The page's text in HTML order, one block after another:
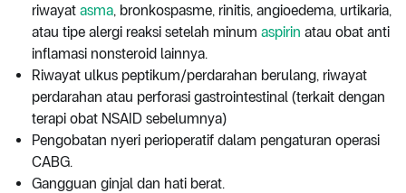
riwayat asma, bronkospasme, rinitis, angioedema, urtikaria,
atau tipe alergi reaksi setelah minum aspirin atau obat anti
inflamasi nonsteroid lainnya.
Riwayat ulkus peptikum/perdarahan berulang, riwayat
perdarahan atau perforasi gastrointestinal (terkait dengan
terapi obat NSAID sebelumnya)
Pengobatan nyeri perioperatif dalam pengaturan operasi
CABG.
Gangguan ginjal dan hati berat.